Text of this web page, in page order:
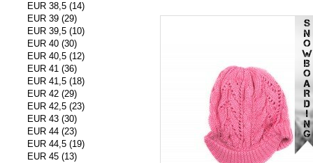
EUR 38,5 (14)
EUR 39 (29)
EUR 39,5 (10)
EUR 40 (30)
EUR 40,5 (12)
EUR 41 (36)
EUR 41,5 (18)
EUR 42 (29)
EUR 42,5 (23)
EUR 43 (30)
EUR 44 (23)
EUR 44,5 (19)
EUR 45 (13)
VENTE